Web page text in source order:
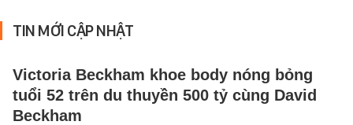
TIN MỚI CẬP NHẬT
Victoria Beckham khoe body nóng bỏng
tuổi 52 trên du thuyền 500 tỷ cùng David
Beckham